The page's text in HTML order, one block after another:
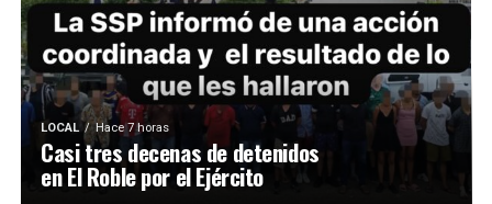
LOCAL Hace 7 horas
Casi tres decenas de detenidos
en El Roble por el Ejército